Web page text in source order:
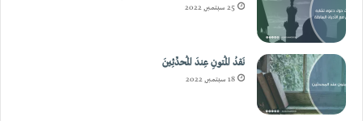
25 سبتمبر, 2022
نَقدُ المُتونِ عِندَ المُحدِّثِينَ
18 سبتمبر, 2022